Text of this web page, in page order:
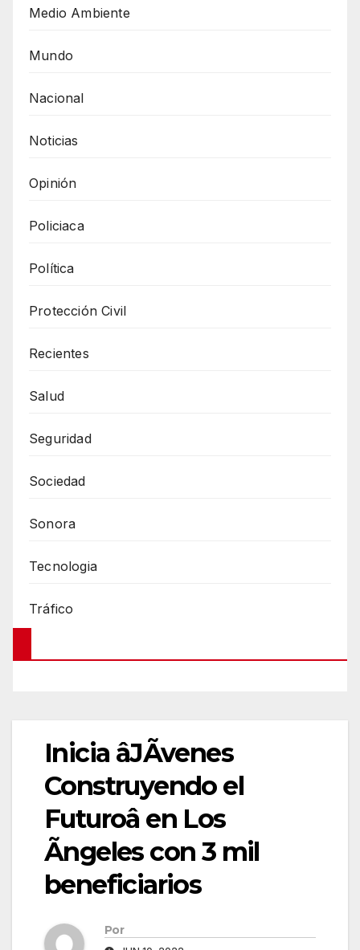
Medio Ambiente
Mundo
Nacional
Noticias
Opinión
Policiaca
Política
Protección Civil
Recientes
Salud
Seguridad
Sociedad
Sonora
Tecnologia
Tráfico
Inicia âJÃvenes
Construyendo el
Futuroâ en Los
Ãngeles con 3 mil
beneficiarios
Por